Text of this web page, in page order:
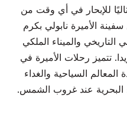
للإبحار في أي وقت من
الأميرة نابولي بكرم
التاريخي والميناء الملكي
تتميز رحلات الأميرة في
المعالم السياحية والغداء
البحرية عند غروب الشمس.